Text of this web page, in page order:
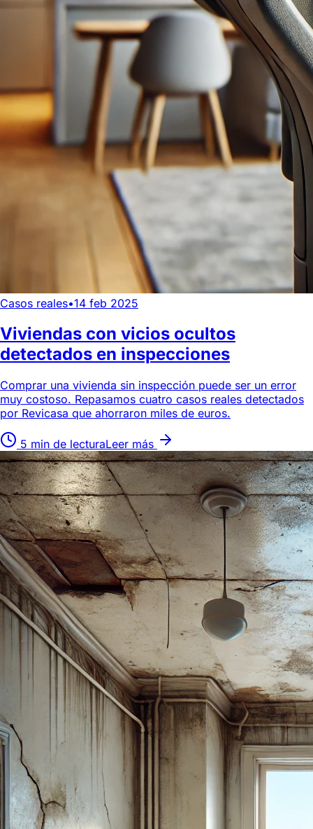
Casos reales•14 feb 2025
Viviendas con vicios ocultos
detectados en inspecciones
Comprar una vivienda sin inspección puede ser un error
muy costoso. Repasamos cuatro casos reales detectados
por Revicasa que ahorraron miles de euros.
5 min de lecturaLeer más